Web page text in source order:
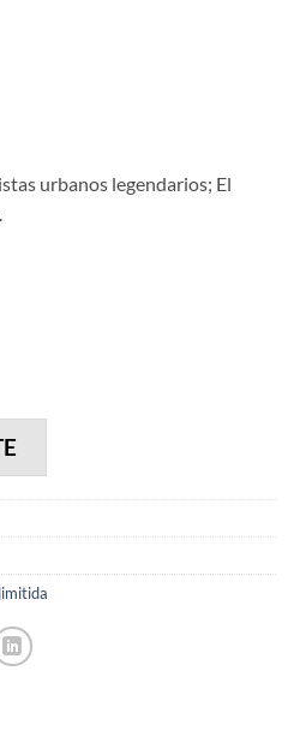
urbanos legendarios; El